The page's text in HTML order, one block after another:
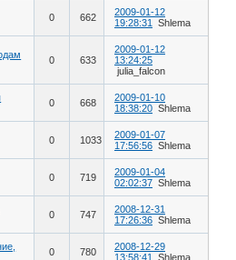
0 662
2009-01-12
19:28:31
Shlema
0 633
2009-01-12
13:24:25
julia_falcon
0 668
2009-01-10
18:38:20 Shlema
0 1033
2009-01-07
17:56:56 Shlema
0 719
2009-01-04
02:02:37 Shlema
0 747
2008-12-31
17:26:36 Shlema
0 780
2008-12-29
13:58:41
Shlema